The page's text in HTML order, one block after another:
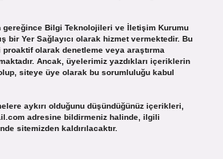
gereğince Bilgi Teknolojileri ve İletişim Kurumu
bir Yer Sağlayıcı olarak hizmet vermektedir. Bu
olarak denetleme veya araştırma
Ancak, üyelerimiz yazdıkları içeriklerin
siteye üye olarak bu sorumluluğu kabul
aykırı olduğunu düşündüğünüz içerikleri,
adresine bildirmeniz halinde, ilgili
sitemizden kaldırılacaktır.